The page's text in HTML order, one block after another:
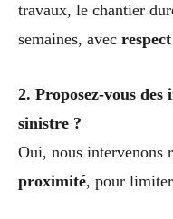
travaux, le chantier
semaines, avec
2. Proposez-vous des
sinistre ?
Oui, nous intervenons
proximité, pour